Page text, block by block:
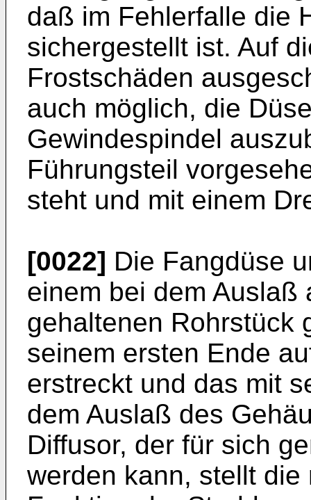
daß im Fehlerfalle die
sichergestellt ist. Auf
Frostschäden
auch möglich, die
Gewindespindel
Führungsteil
steht und mit einem
[0022] Die Fangdüse
einem bei dem Auslaß
gehaltenen Rohrstück
seinem ersten Ende
erstreckt und das mit
dem Auslaß des
Diffusor, der für sich
werden kann, stellt